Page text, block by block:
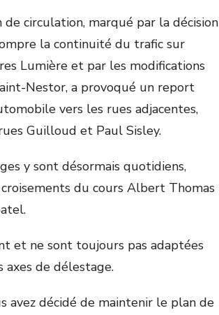
de circulation, marqué par la décision
la continuité du trafic sur
Lumière et par les modifications
Nestor, a provoqué un report
vers les rues adjacentes,
Guilloud et Paul Sisley.
y sont désormais quotidiens,
du cours Albert Thomas
et ne sont toujours pas adaptées
axes de délestage.
avez décidé de maintenir le plan de